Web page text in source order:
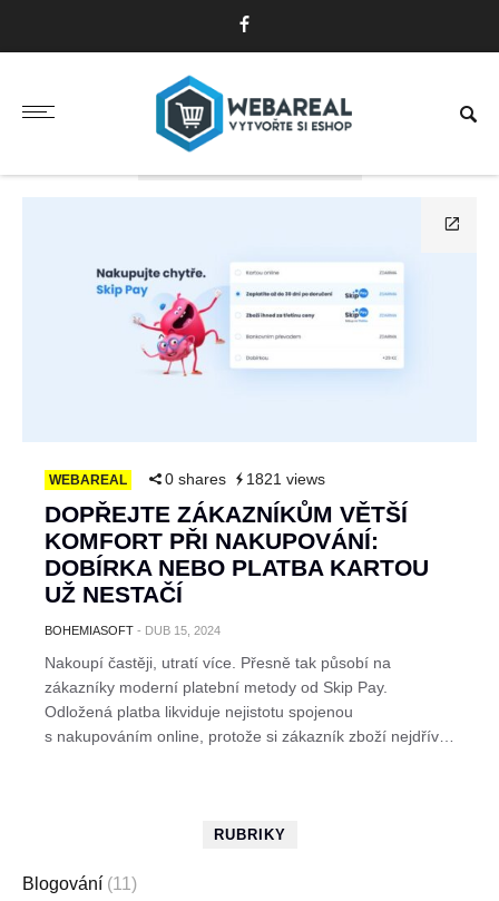
WEBAREAL 0 shares 1821 views
DOPŘEJTE ZÁKAZNÍKŮM VĚTŠÍ
KOMFORT PŘI NAKUPOVÁNÍ:
DOBÍRKA NEBO PLATBA KARTOU
UŽ NESTAČÍ
BOHEMIASOFT - DUB 15, 2024
Nakoupí častěji, utratí více. Přesně tak působí na
zákazníky moderní platební metody od Skip Pay.
Odložená platba likviduje nejistotu spojenou
s nakupováním online, protože si zákazník zboží nejdřív…
RUBRIKY
Blogování (11)